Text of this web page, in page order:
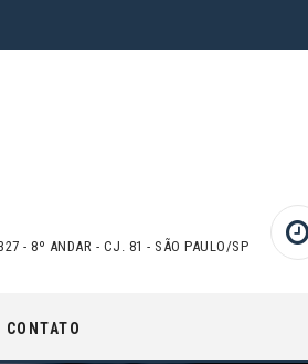
- 8º ANDAR - CJ. 81 - SÃO PAULO/SP
CONTATO